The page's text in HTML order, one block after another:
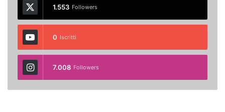
1.553 Followers
0 Iscritti
7.008 Followers